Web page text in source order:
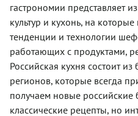
гастрономии представляет
культур и кухонь, на
тенденции и технологии
работающих с продуктами,
Российская кухня состоит
регионов, которые всегда
получаем новые российские
классические рецепты, но